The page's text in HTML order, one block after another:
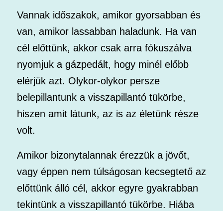
Vannak időszakok, amikor gyorsabban és
van, amikor lassabban haladunk. Ha van
cél előttünk, akkor csak arra fókuszálva
nyomjuk a gázpedált, hogy minél előbb
elérjük azt. Olykor-olykor persze
belepillantunk a visszapillantó tükörbe,
hiszen amit látunk, az is az életünk része
volt.
Amikor bizonytalannak érezzük a jövőt,
vagy éppen nem túlságosan kecsegtető az
előttünk álló cél, akkor egyre gyakrabban
tekintünk a visszapillantó tükörbe. Hiába